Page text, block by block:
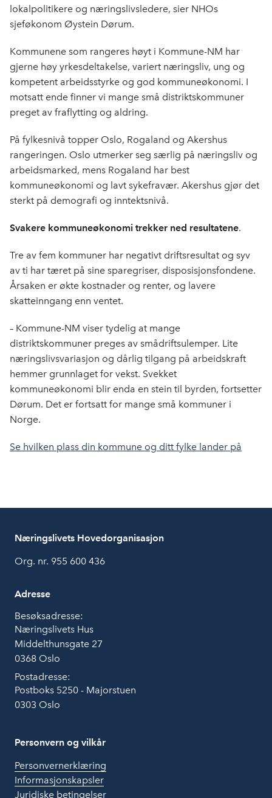
lokalpolitikere og næringslivsledere, sier NHOs
sjeføkonom Øystein Dørum.
Kommunene som rangeres høyt i Kommune-NM har
gjerne høy yrkesdeltakelse, variert næringsliv, ung og
kompetent arbeidsstyrke og god kommuneøkonomi. I
motsatt ende finner vi mange små distriktskommuner
preget av fraflytting og aldring.
På fylkesnivå topper Oslo, Rogaland og Akershus
rangeringen. Oslo utmerker seg særlig på næringsliv og
arbeidsmarked, mens Rogaland har best
kommuneøkonomi og lavt sykefravær. Akershus gjør det
sterkt på demografi og inntektsnivå.
Svakere kommuneøkonomi trekker ned resultatene.
Tre av fem kommuner har negativt driftsresultat og syv
av ti har tæret på sine sparegriser, disposisjonsfondene.
Årsaken er økte kostnader og renter, og lavere
skatteinngang enn ventet.
– Kommune-NM viser tydelig at mange
distriktskommuner preges av smådriftsulemper. Lite
næringslivsvariasjon og dårlig tilgang på arbeidskraft
hemmer grunnlaget for vekst. Svekket
kommuneøkonomi blir enda en stein til byrden, fortsetter
Dørum. Det er fortsatt for mange små kommuner i
Norge.
Se hvilken plass din kommune og ditt fylke lander på
Næringslivets Hovedorganisasjon
Org. nr. 955 600 436
Adresse
Besøksadresse:
Næringslivets Hus
Middelthunsgate 27
0368 Oslo
Postadresse:
Postboks 5250 - Majorstuen
0303 Oslo
Personvern og vilkår
Personvernerklæring
Informasjonskapsler
Juridiske betingelser